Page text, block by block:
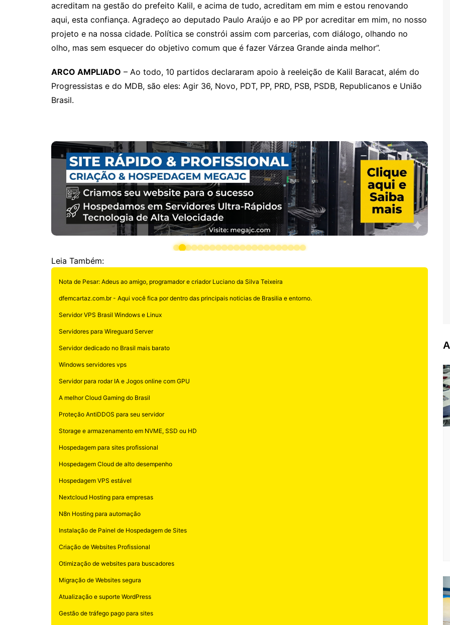
acreditam na gestão do prefeito Kalil, e acima de tudo, acreditam em mim e estou renovando
aqui, esta confiança. Agradeço ao deputado Paulo Araújo e ao PP por acreditar em mim, no nosso
projeto e na nossa cidade. Política se constrói assim com parcerias, com diálogo, olhando no
olho, mas sem esquecer do objetivo comum que é fazer Várzea Grande ainda melhor”.
ARCO AMPLIADO – Ao todo, 10 partidos declararam apoio à reeleição de Kalil Baracat, além do
Progressistas e do MDB, são eles: Agir 36, Novo, PDT, PP, PRD, PSB, PSDB, Republicanos e União
Brasil.
Leia Também:
Nota de Pesar: Adeus ao amigo, programador e criador Luciano da Silva Teixeira
dfemcartaz.com.br - Aqui você fica por dentro das principais noticias de Brasilia e entorno.
Servidor VPS Brasil Windows e Linux
Servidores para Wireguard Server
Servidor dedicado no Brasil mais barato
Windows servidores vps
Servidor para rodar IA e Jogos online com GPU
A melhor Cloud Gaming do Brasil
Proteção AntiDDOS para seu servidor
Storage e armazenamento em NVME, SSD ou HD
Hospedagem para sites profissional
Hospedagem Cloud de alto desempenho
Hospedagem VPS estável
Nextcloud Hosting para empresas
N8n Hosting para automação
Instalação de Painel de Hospedagem de Sites
Criação de Websites Profissional
Otimização de websites para buscadores
Migração de Websites segura
Atualização e suporte WordPress
Gestão de tráfego pago para sites